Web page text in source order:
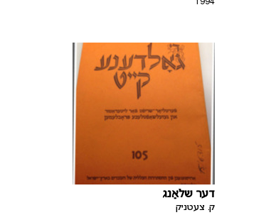
1994
דער שלאַנג
ק. צעטניק